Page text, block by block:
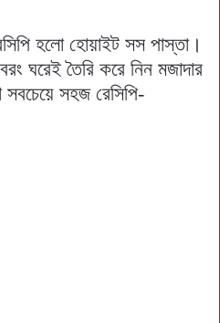
হলো হোয়াইট সস পাস্তা।
ঘরেই তৈরি করে নিন মজাদার
সহজ রেসিপি-